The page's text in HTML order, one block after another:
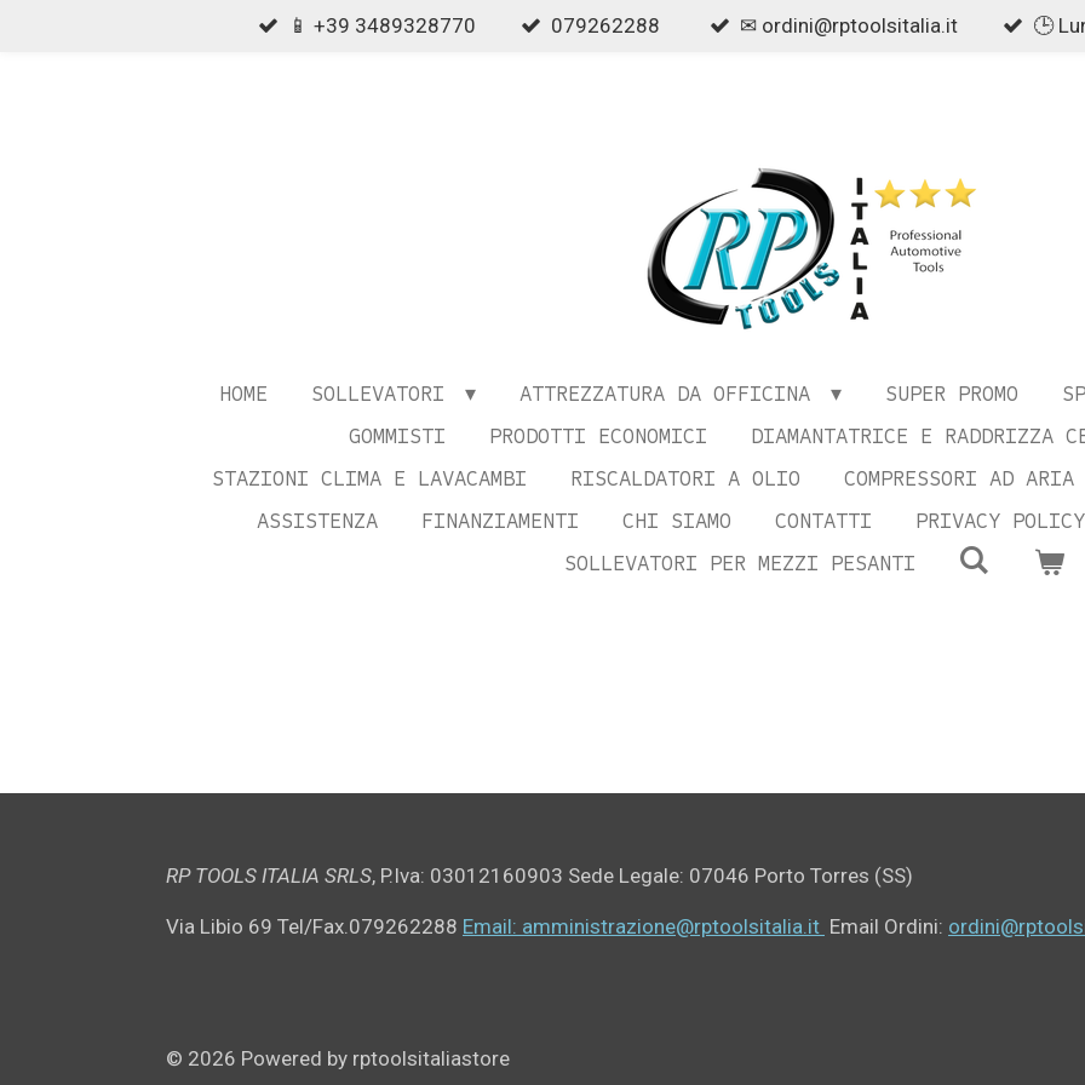
📱 +39 3489328770 079262288 ✉ ordini@rptoolsitalia.it 🕒
HOME SOLLEVATORI ATTREZZATURA DA OFFICINA SUPER PROMO
GOMMISTI
PRODOTTI ECONOMICI DIAMANTATRICE E RADDRIZZA
STAZIONI CLIMA E LAVACAMBI
RISCALDATORI A OLIO COMPRESSORI AD ARIA
ASSISTENZA
FINANZIAMENTI CHI SIAMO CONTATTI PRIVACY POLICY
SOLLEVATORI PER MEZZI PESANTI
RP TOOLS ITALIA SRLS, P.Iva: 03012160903 Sede Legale: 07046 Porto Torres (SS)
Via Libio 69 Tel/Fax.079262288 Email: amministrazione@rptoolsitalia.it Email Ordini:
© 2026 Powered by rptoolsitaliastore